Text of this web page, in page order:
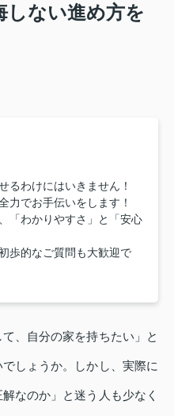
しない進め方を
るわけにはいきません！
力でお手伝いをします！
「わかりやすさ」と「安心
歩的なご質問も大歓迎で
、自分の家を持ちたい」と
しょうか。しかし、実際に
なのか」と迷う人も少なく